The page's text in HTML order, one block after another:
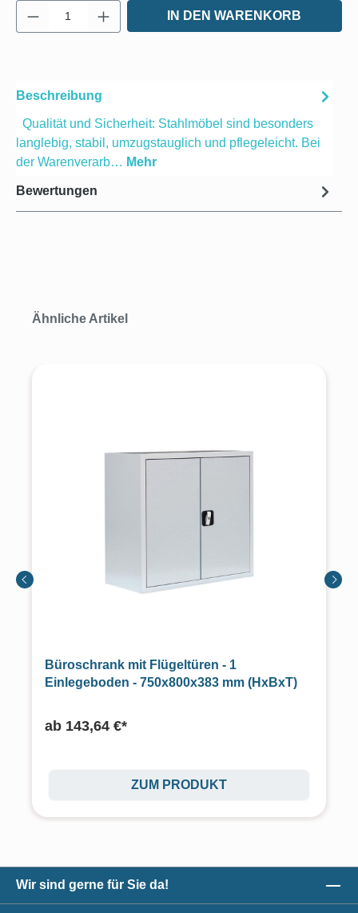
Produkt Anzahl: Gib den gewünschten
IN DEN WARENKORB
Beschreibung
Qualität und Sicherheit: Stahlmöbel sind besonders
langlebig, stabil, umzugstauglich und pflegeleicht. Bei
der Warenverarb… Mehr
Bewertungen
Produktgalerie überspringen
Ähnliche Artikel
Büroschrank mit Flügeltüren - 1
Einlegeboden - 750x800x383 mm (HxBxT)
ab 143,64 €*
ZUM PRODUKT
Wir sind gerne für Sie da!